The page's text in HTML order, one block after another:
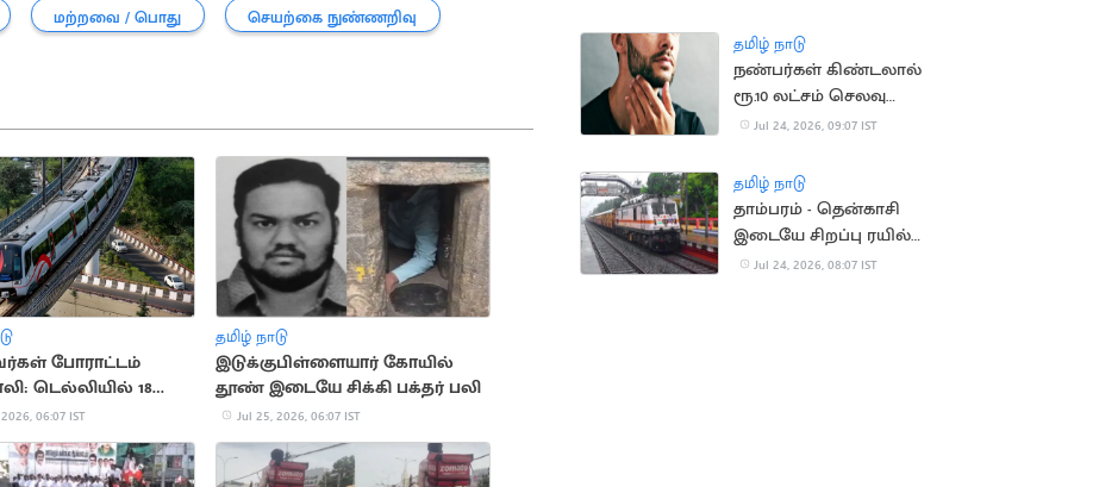
மற்றவை / பொது செயற்கை நுண்ணறிவு
போராட்டம்
டெல்லியில் 18
நிலையங்கள் மூடல்
06:07 IST
தமிழ் நாடு
இடுக்குபிள்ளையார் கோயில்
தூண் இடையே சிக்கி பக்தர் பலி
Jul 25, 2026, 06:07 IST
தமிழ் நாடு
நண்பர்கள் கிண்டலால்
ரூ.10 லட்சம் செலவு
செய்து தாடி Transplant
Jul 24, 2026, 09:07 IST
தமிழ் நாடு
தாம்பரம் - தென்காசி
இடையே சிறப்பு ரயில்
இயக்கம்
Jul 24, 2026, 08:07 IST